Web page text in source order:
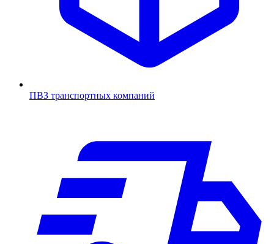
ПВЗ транспортных компаний